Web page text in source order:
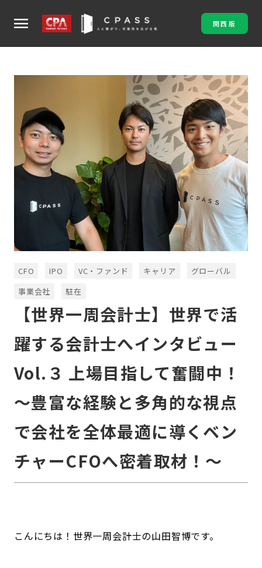
menu 関西版
CFO IPO VC・ファンド キャリア
グローバル
事業会社
駐在
【世界一周会計士】世界で活
躍する会計士へインタビュー
Vol.３ 上場目指して奮闘中！
～豊富な経験と多角的な視点
で会社を全体最適に導くベン
チャーCFOへ密着取材！～
こんにちは！世界一周会計士の山田智博です。